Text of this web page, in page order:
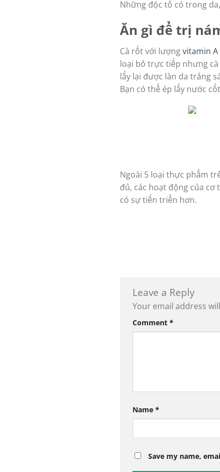
Những độc tố có trong
Ăn gì để trị
Cà rốt với lượngvitamin A
loại bỏ trực tiếp nhưng
lấy lại được làn da trắng
Bạn có thể ép lấy nước
Ngoài 5 loại thực phẩm
đủ, các hoạt động của
có sự tiến triển hơn.
Leave a Reply
Your email address
Comment *
Name *
Save my name,